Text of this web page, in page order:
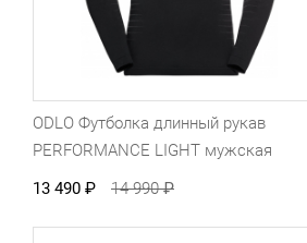
ODLO Футболка длинный рукав
PERFORMANCE LIGHT мужская
13 490 ₽ 14 990₽